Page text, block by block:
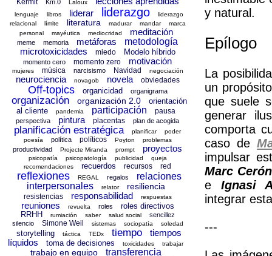
y natural.
Epílogo
La
un
que suele
generar
comporta
caso de
impulsar
Marc
e Ignasi
integrar
---
Kermit Km.0 Laloux
lenguaje libros liderar liderazgo
liderazgo
relacional
límite literatura madurar mandar
marca
personal
mayéutica mediocridad meditación
meme memoria metáforas
metodología
microtoxicidades
miedo Modelo híbrido
momento cero momento zero motivación
mujeres música narcisismo Navidad negociación
neurociencia novagob novela obviedades
Off-topics organicidad organigrama
organización organización 2.0
orientación
al cliente
pandemia participación pausa
perspectiva pintura placentas plan de acogida
planificación estratégica planificar
poder
poesía
política políticos Poyton problemas
productividad Projecte Miranda prompt proyectos
psicopatía psicopatología publicidad
queja
recomendaciones
recuerdos recursos red
reflexiones REGAL regalos
relaciones
interpersonales
relator resiliencia
resistencias responsabilidad respuestas
reuniones revuelta roles
roles directivos
RRHH
rumiación saber salud social
sencillez
silencio
Simone Weil sistemas sociopatía soledad
storytelling táctica TEDx tiempo
tiempos
líquidos
toma de decisiones toxicidades trabajar
trabajo en equipo
transferencia